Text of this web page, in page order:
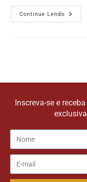
Continue Lendo
Inscreva-se e